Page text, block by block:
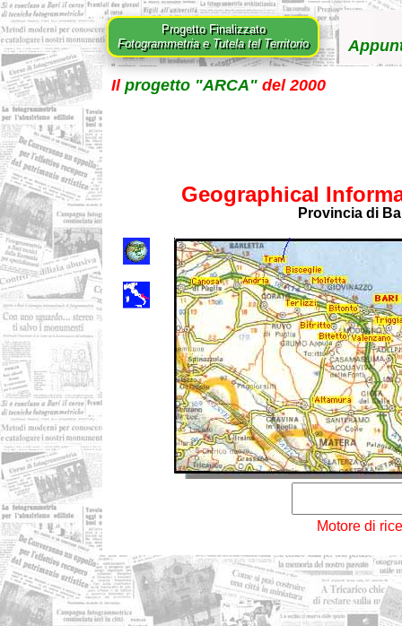
Progetto Finalizzato
Fotogrammetria e Tutela tel Territorio
Il progetto "ARCA" del 2000
Geographical
Provincia di
Motore di